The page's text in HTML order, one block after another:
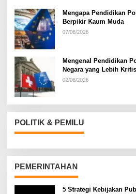
Mengapa Pendidikan
Berpikir Kaum Muda
07/08/2026
Mengenal Pendidikan
Negara yang Lebih Kritis
02/08/2026
POLITIK & PEMILU
PEMERINTAHAN
5 Strategi Kebijakan